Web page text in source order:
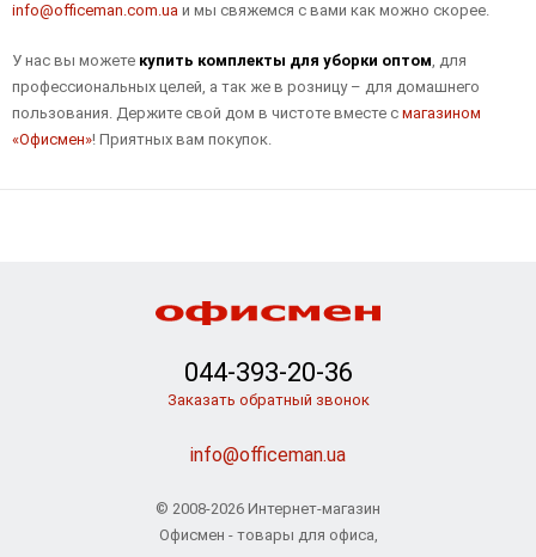
info@officeman.com.ua и мы свяжемся с вами как можно скорее.
У нас вы можете купить комплекты для уборки оптом, для
профессиональных целей, а так же в розницу – для домашнего
пользования. Держите свой дом в чистоте вместе с магазином
«Офисмен»! Приятных вам покупок.
044-393-20-36
Заказать обратный звонок
info@officeman.ua
© 2008-2026 Интернет-магазин
Офисмен - товары для офиса,